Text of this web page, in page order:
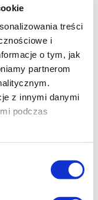
treści
i
o tym, jak
partnerom
z innymi danymi
podczas
Ekspozycja
– od
motywy
sacrum i
do
wiedzy o
twórców